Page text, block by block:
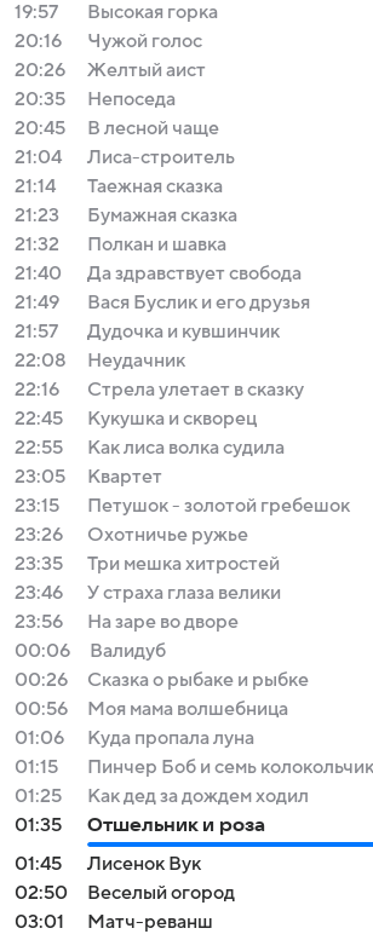
19:57
Высокая горка
20:16
Чужой голос
20:26
Желтый аист
20:35
Непоседа
20:45
В лесной чаще
21:04
Лиса-строитель
21:14
Таежная сказка
21:23
Бумажная сказка
21:32
Пoлкaн и шaвкa
21:40
Да здравствует свобода
21:49
Вася Буслик и его друзья
21:57
Дудочка и кувшинчик
22:08
Неудачник
22:16
Стрела улетает в сказку
22:45
Кукушка и скворец
22:55
Как лиса волка судила
23:05
Квартет
23:15
Петушок - золотой гребешок
23:26
Охотничье ружье
23:35
Три мешка хитростей
23:46
У страха глаза велики
23:56
На заре во дворе
00:06
Валидуб
00:26
Сказка о рыбаке и рыбке
00:56
Моя мама волшебница
01:06
Куда пропала луна
01:15
Пинчер Боб и семь
01:25
Как дед за дождем ходил
01:35
Отшельник и роза
01:45
Лисенок Вук
02:50
Веселый огород
03:01
Матч-реванш